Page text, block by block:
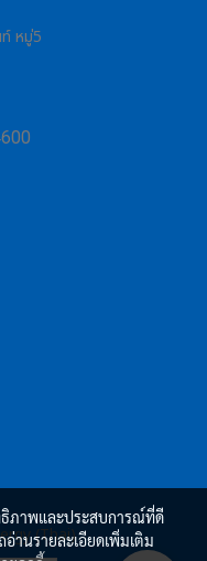
หมู่5
(Thai)
ธิภาพและประสบการณ์ที่ดี
านรายละเอียดเพิ่มเติม